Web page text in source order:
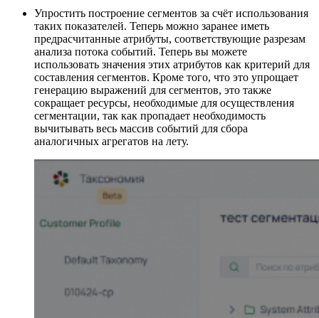
Упростить построение сегментов за счёт использования
таких показателей. Теперь можно заранее иметь
предрасчитанные атрибуты, соответствующие разрезам
анализа потока событий. Теперь вы можете
использовать значения этих атрибутов как критерий для
составления сегментов. Кроме того, что это упрощает
генерацию выражений для сегментов, это также
сокращает ресурсы, необходимые для осуществления
сегментации, так как пропадает необходимость
вычитывать весь массив событий для сбора
аналогичных агрегатов на лету.